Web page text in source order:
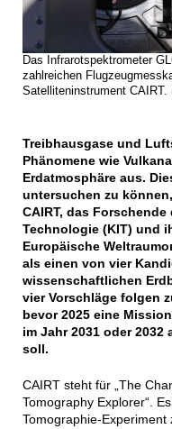
Das Infrarotspektrometer
zahlreichen
Satelliteninstrument CAIRT.
Treibhausgase und
Phänomene wie
Erdatmosphäre aus.
untersuchen zu
CAIRT, das
Technologie (KIT) und
Europäische
als einen von vier
wissenschaftlichen
vier Vorschläge folgen
bevor 2025 eine
im Jahr 2031 oder 2032
soll.
CAIRT steht für „The
Tomography Explorer“.
Tomographie-